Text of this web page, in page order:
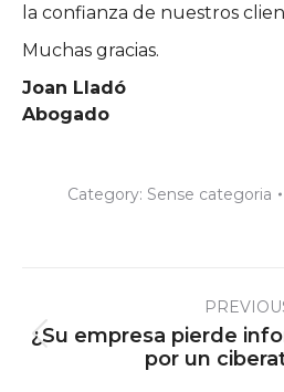
la confianza de nuestros
Muchas gracias.
Joan Lladó
Abogado
Category: Sense categoria
navigation
¿Su empresa pierde
por un